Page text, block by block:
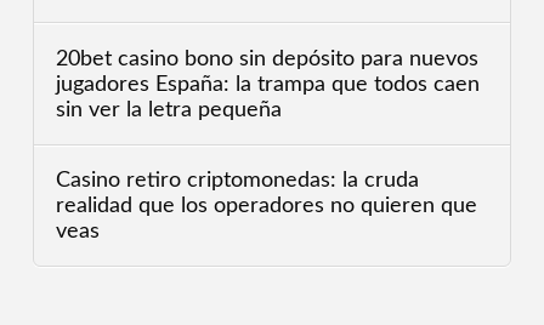
20bet casino bono sin depósito para nuevos
jugadores España: la trampa que todos caen
sin ver la letra pequeña
Casino retiro criptomonedas: la cruda
realidad que los operadores no quieren que
veas